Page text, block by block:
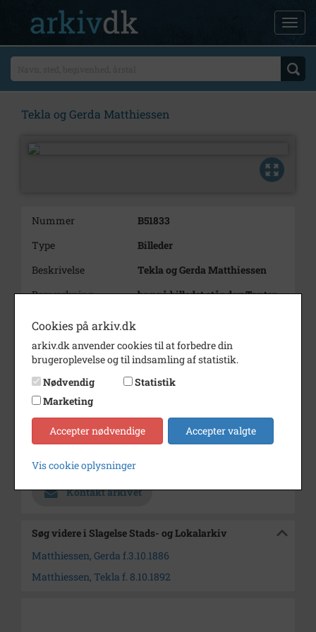
Tekla og Gerda Matthiessen
Nummer
B51833
Type
Billeder
Beskrivelse
Tekla og Gerda Matthiessen
Bemærkning
bag på billedet står der: Tanter
Periode
Dateringsnote
Ca. 1893-1895
(iflg. FT 1901)
Størrelse
9x6
Arkiv
Kontakt arkivet
Søg videre i Slagelse Stads- og Lokalarkiv
Matthiessen, Gerda f.3.10.1886
Matthiessen, Tekla f. 8.10.1892
Cookies på arkiv.dk
arkiv.dk anvender cookies til at forbedre din
brugeroplevelse og til indsamling af statistik.
Nødvendig
Statistik
Marketing
Accepter nødvendige Accepter valgte
Vis cookie oplysninger